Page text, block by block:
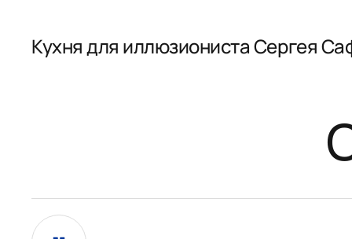
Кухня для иллюзиониста Сергея